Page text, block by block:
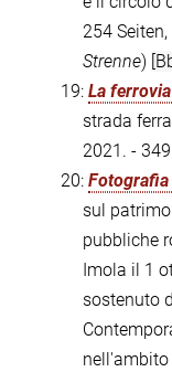
254
Strenne)
19: La
strada
2021. -
20: Fotografia
sul
pubbliche
Imola il 1
sostenuto